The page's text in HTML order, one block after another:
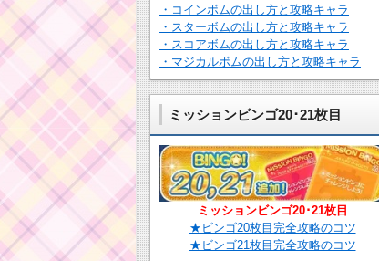
・コインボムの出し方と攻略キャラ
・スターボムの出し方と攻略キャラ
・スコアボムの出し方と攻略キャラ
・マジカルボムの出し方と攻略キャラ
ミッションビンゴ20･21枚目
ミッションビンゴ20･21枚目
★ビンゴ20枚目完全攻略のコツ
★ビンゴ21枚目完全攻略のコツ